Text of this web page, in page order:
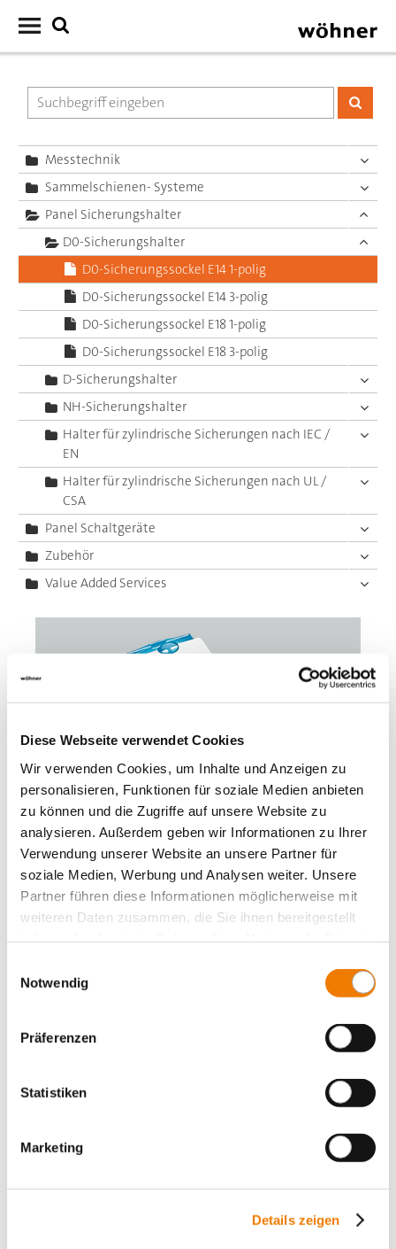
Diese Webseite verwendet Cookies
Wir verwenden Cookies, um Inhalte und Anzeigen zu
personalisieren, Funktionen für soziale Medien anbieten
zu können und die Zugriffe auf unsere Website zu
analysieren. Außerdem geben wir Informationen zu Ihrer
Verwendung unserer Website an unsere Partner für
soziale Medien, Werbung und Analysen weiter. Unsere
Partner führen diese Informationen möglicherweise mit
weiteren Daten zusammen, die Sie ihnen bereitgestellt
Notwendig
Präferenzen
Statistiken
Marketing
Details zeigen
Messtechnik
Sammelschienen- Systeme
Panel Sicherungshalter
D0-Sicherungshalter
D0-Sicherungssockel E14 1-polig
D0-Sicherungssockel E14 3-polig
D0-Sicherungssockel E18 1-polig
D0-Sicherungssockel E18 3-polig
D-Sicherungshalter
NH-Sicherungshalter
Halter für zylindrische Sicherungen nach IEC /
EN
Halter für zylindrische Sicherungen nach UL /
CSA
Panel Schaltgeräte
Zubehör
Value Added Services
31301000
CUSTO Panel
E 14 / 16 A / 1P
berührungsgeschützt
Mehr